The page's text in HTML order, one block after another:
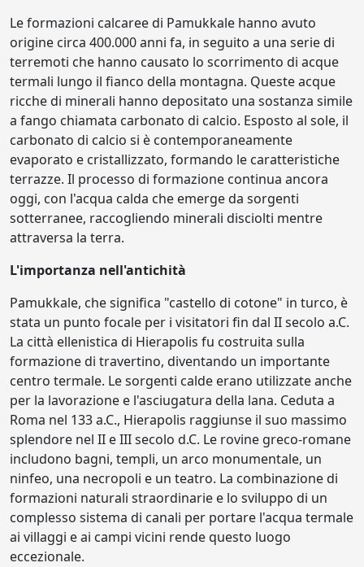
Le formazioni calcaree di Pamukkale hanno avuto
origine circa 400.000 anni fa, in seguito a una serie di
terremoti che hanno causato lo scorrimento di acque
termali lungo il fianco della montagna. Queste acque
ricche di minerali hanno depositato una sostanza simile
a fango chiamata carbonato di calcio. Esposto al sole, il
carbonato di calcio si è contemporaneamente
evaporato e cristallizzato, formando le caratteristiche
terrazze. Il processo di formazione continua ancora
oggi, con l'acqua calda che emerge da sorgenti
sotterranee, raccogliendo minerali disciolti mentre
attraversa la terra.
L'importanza nell'antichità
Pamukkale, che significa "castello di cotone" in turco, è
stata un punto focale per i visitatori fin dal II secolo a.C.
La città ellenistica di Hierapolis fu costruita sulla
formazione di travertino, diventando un importante
centro termale. Le sorgenti calde erano utilizzate anche
per la lavorazione e l'asciugatura della lana. Ceduta a
Roma nel 133 a.C., Hierapolis raggiunse il suo massimo
splendore nel II e III secolo d.C. Le rovine greco-romane
includono bagni, templi, un arco monumentale, un
ninfeo, una necropoli e un teatro. La combinazione di
formazioni naturali straordinarie e lo sviluppo di un
complesso sistema di canali per portare l'acqua termale
ai villaggi e ai campi vicini rende questo luogo
eccezionale.